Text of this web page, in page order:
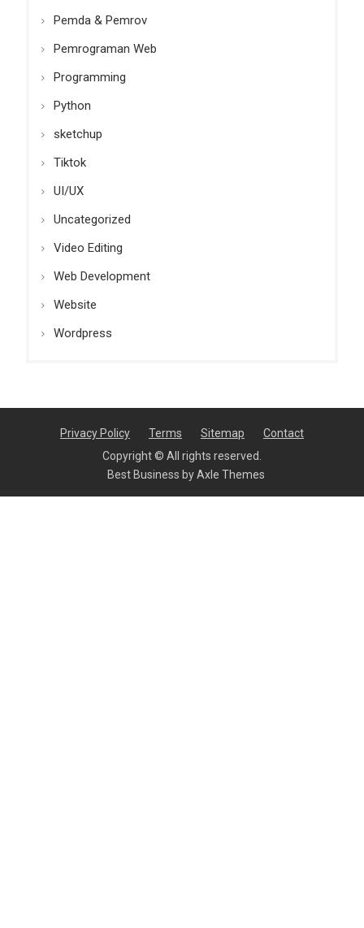
Pemda & Pemrov
Pemrograman Web
Programming
Python
sketchup
Tiktok
UI/UX
Uncategorized
Video Editing
Web Development
Website
Wordpress
Privacy Policy Terms Sitemap
Contact
Copyright © All rights reserved.
Best Business byAxle Themes